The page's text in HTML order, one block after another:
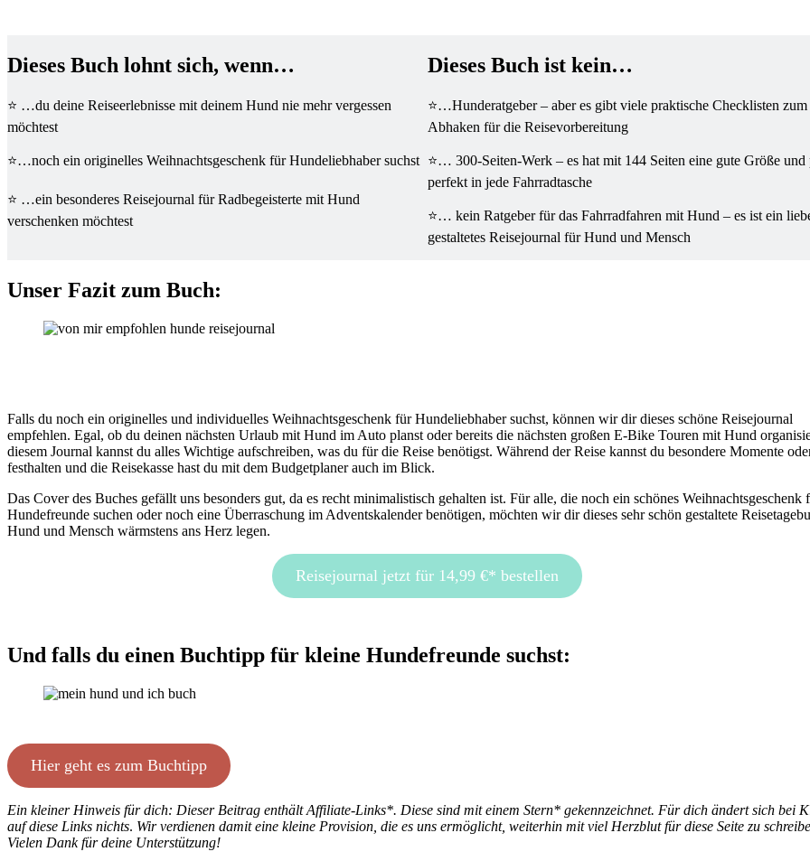
Dieses Buch lohnt sich, wenn…
⭐ …du deine Reiseerlebnisse mit deinem Hund nie mehr vergessen
möchtest
⭐…noch ein originelles Weihnachtsgeschenk für Hundeliebhaber suchst
⭐ …ein besonderes Reisejournal für Radbegeisterte mit Hund
verschenken möchtest
Dieses Buch ist kein…
⭐…Hunderatgeber – aber es gibt viele praktische Checklisten zum
Abhaken für die Reisevorbereitung
⭐… 300-Seiten-Werk – es hat mit 144 Seiten eine gute Größe und
perfekt in jede Fahrradtasche
⭐… kein Ratgeber für das Fahrradfahren mit Hund – es ist ein
gestaltetes Reisejournal für Hund und Mensch
Unser Fazit zum Buch:
Falls du noch ein originelles und individuelles Weihnachtsgeschenk für Hundeliebhaber suchst, können wir dir dieses schöne Reisejournal
empfehlen. Egal, ob du deinen nächsten Urlaub mit Hund im Auto planst oder bereits die nächsten großen E-Bike Touren mit Hund
diesem Journal kannst du alles Wichtige aufschreiben, was du für die Reise benötigst. Während der Reise kannst du besondere Momente
festhalten und die Reisekasse hast du mit dem Budgetplaner auch im Blick.
Das Cover des Buches gefällt uns besonders gut, da es recht minimalistisch gehalten ist. Für alle, die noch ein schönes Weihnachtsgeschenk
Hundefreunde suchen oder noch eine Überraschung im Adventskalender benötigen, möchten wir dir dieses sehr schön gestaltete
Hund und Mensch wärmstens ans Herz legen.
Reisejournal jetzt für 14,99 €* bestellen
Und falls du einen Buchtipp für kleine Hundefreunde suchst:
Hier geht es zum Buchtipp
Ein kleiner Hinweis für dich: Dieser Beitrag enthält Affiliate-Links*. Diese sind mit einem Stern* gekennzeichnet. Für dich ändert sich bei
auf diese Links nichts. Wir verdienen damit eine kleine Provision, die es uns ermöglicht, weiterhin mit viel Herzblut für diese Seite zu
Vielen Dank für deine Unterstützung!